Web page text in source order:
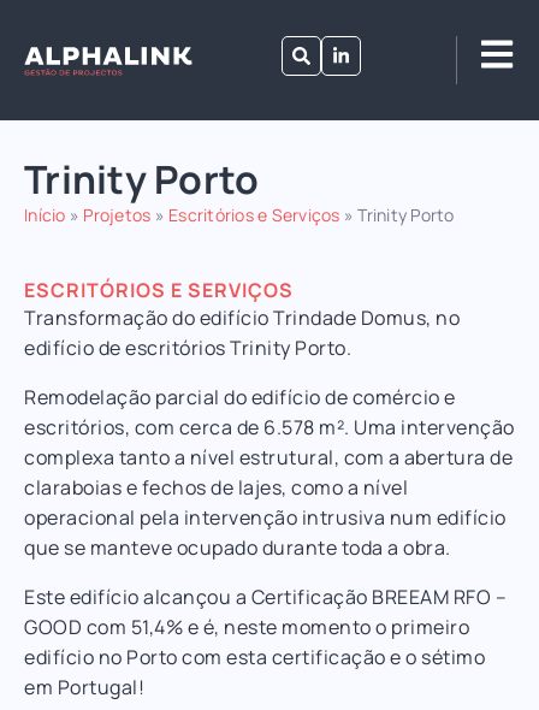
Trinity Porto
Início » Projetos » Escritórios e Serviços »Trinity Porto
ESCRITÓRIOS E SERVIÇOS
Transformação do edifício Trindade Domus, no
edifício de escritórios Trinity Porto.
Remodelação parcial do edifício de comércio e
escritórios, com cerca de 6.578 m². Uma intervenção
complexa tanto a nível estrutural, com a abertura de
claraboias e fechos de lajes, como a nível
operacional pela intervenção intrusiva num edifício
que se manteve ocupado durante toda a obra.
Este edifício alcançou a Certificação BREEAM RFO –
GOOD com 51,4% e é, neste momento o primeiro
edifício no Porto com esta certificação e o sétimo
em Portugal!